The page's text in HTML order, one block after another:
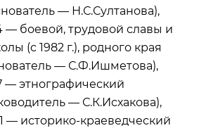
— Н.С.Султанова),
боевой, трудовой славы и
(с 1982 г.), родного края
— С.Ф.Ишметова),
этнографический
— С.К.Исхакова),
— историко‑краеведческий